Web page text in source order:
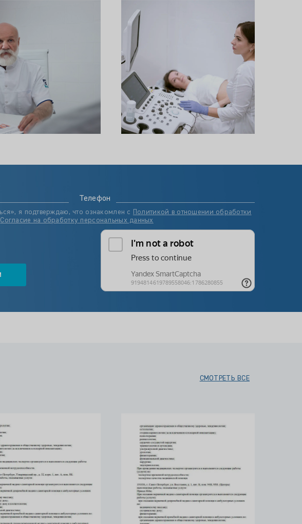
Телефон
я подтверждаю, что ознакомлен с
Политикой в отношении обработки
Согласие на обработку персональных данных
СМОТРЕТЬ ВСЕ